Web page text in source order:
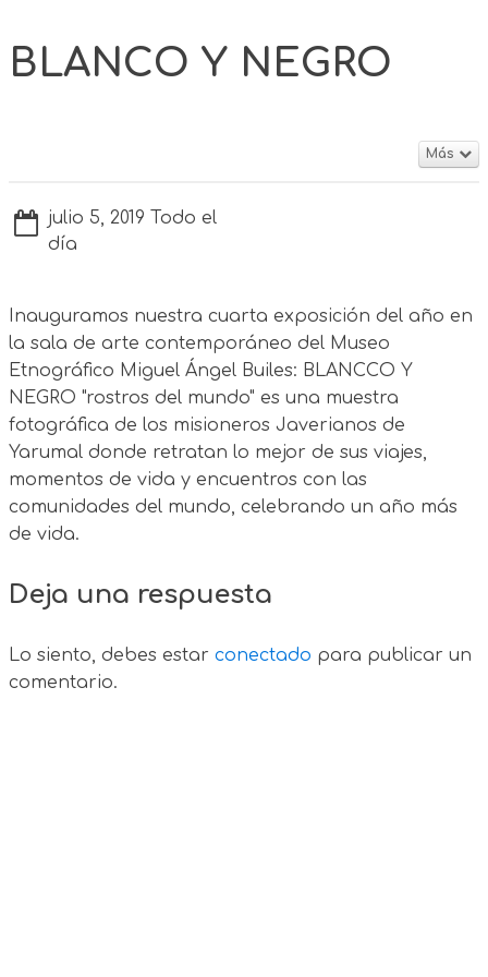
BLANCO Y NEGRO
Más
julio 5, 2019 Todo el
día
Inauguramos nuestra cuarta exposición del año en
la sala de arte contemporáneo del Museo
Etnográfico Miguel Ángel Builes: BLANCCO Y
NEGRO "rostros del mundo" es una muestra
fotográfica de los misioneros Javerianos de
Yarumal donde retratan lo mejor de sus viajes,
momentos de vida y encuentros con las
comunidades del mundo, celebrando un año más
de vida.
Deja una respuesta
Lo siento, debes estar conectado para publicar un
comentario.